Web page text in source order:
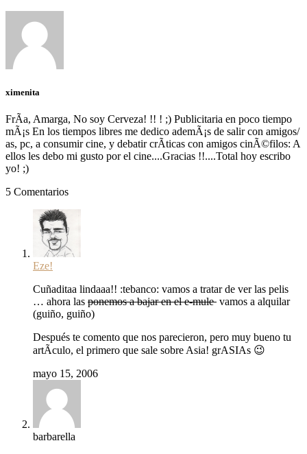
ximenita
FrÃ­a, Amarga, No soy Cerveza! !! ! ;) Publicitaria en poco tiempo
mÃ¡s En los tiempos libres me dedico ademÃ¡s de salir con amigos/
as, pc, a consumir cine, y debatir crÃ­ticas con amigos cinÃ©filos: A
ellos les debo mi gusto por el cine....Gracias !!....Total hoy escribo
yo! ;)
5 Comentarios
Eze!
Cuñaditaa lindaaa!! :tebanco: vamos a tratar de ver las pelis
… ahora las ponemos a bajar en el e-mule vamos a alquilar
(guiño, guiño)
Después te comento que nos parecieron, pero muy bueno tu
artÃ­culo, el primero que sale sobre Asia! grASIAs 😉
mayo 15, 2006
barbarella